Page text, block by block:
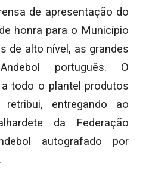
de apresentação do
honra para o Município
de alto nível, as grandes
português. O
todo o plantel produtos
entregando ao
da Federação
autografado por